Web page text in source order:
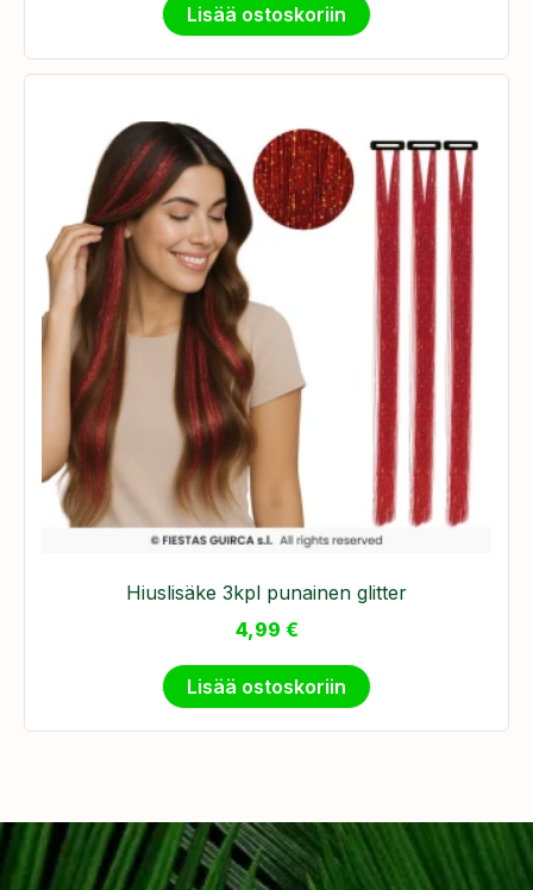
Lisää ostoskoriin
Hiuslisäke 3kpl punainen glitter
4,99 €
Lisää ostoskoriin